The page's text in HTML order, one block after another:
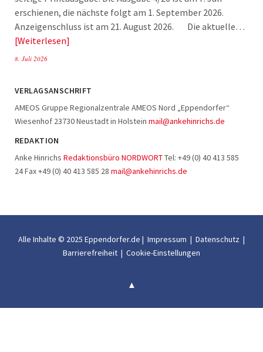
erschienen, die nächste folgt am 1. September 2026.
Anzeigenschluss ist am 21. August 2026. Die aktuelle…
Weiterlesen
8. Juli 2026
VERLAGSANSCHRIFT
AMEOS Gruppe Regionalzentrale AMEOS Nord „Eppendorfer“
Wiesenhof 23730 Neustadt in Holstein mail@ankehinrichs.de
REDAKTION
Anke Hinrichs Redaktionsbüro NORDWORTTel: +49 (0) 40 413 585
24 Fax +49 (0) 40 413 585 28 mail@ankehinrichs.de
Alle Inhalte © 2025 Eppendorfer.de | Impressum | Datenschutz |
Barrierefreiheit | Cookie-Einstellungen